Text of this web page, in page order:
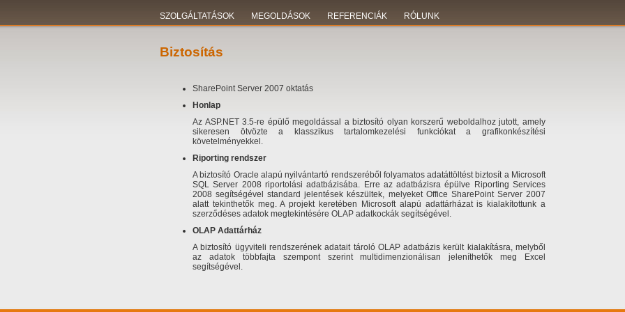
SZOLGÁLTATÁSOK MEGOLDÁSOK REFERENCIÁK RÓLUNK
Biztosítás
SharePoint Server 2007 oktatás
Honlap
Az ASP.NET 3.5-re épülő megoldással a biztosító olyan korszerű weboldalhoz jutott, amely
sikeresen ötvözte a klasszikus tartalomkezelési funkciókat a grafikonkészítési
követelményekkel.
Riporting rendszer
A biztosító Oracle alapú nyilvántartó rendszeréből folyamatos adatáttöltést biztosít a Microsoft
SQL Server 2008 riportolási adatbázisába. Erre az adatbázisra épülve Riporting Services
2008 segítségével standard jelentések készültek, melyeket Office SharePoint Server 2007
alatt tekinthetők meg. A projekt keretében Microsoft alapú adattárházat is kialakítottunk a
szerződéses adatok megtekintésére OLAP adatkockák segítségével.
OLAP Adattárház
A biztosító ügyviteli rendszerének adatait tároló OLAP adatbázis került kialakításra, melyből
az adatok többfajta szempont szerint multidimenzionálisan jeleníthetők meg Excel
segítségével.